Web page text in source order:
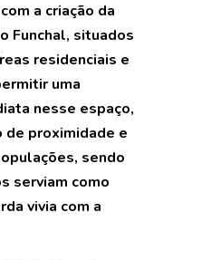
a criação da
Funchal, situados
residenciais e
uma
nesse espaço,
de proximidade e
sendo
serviam como
vivia com a